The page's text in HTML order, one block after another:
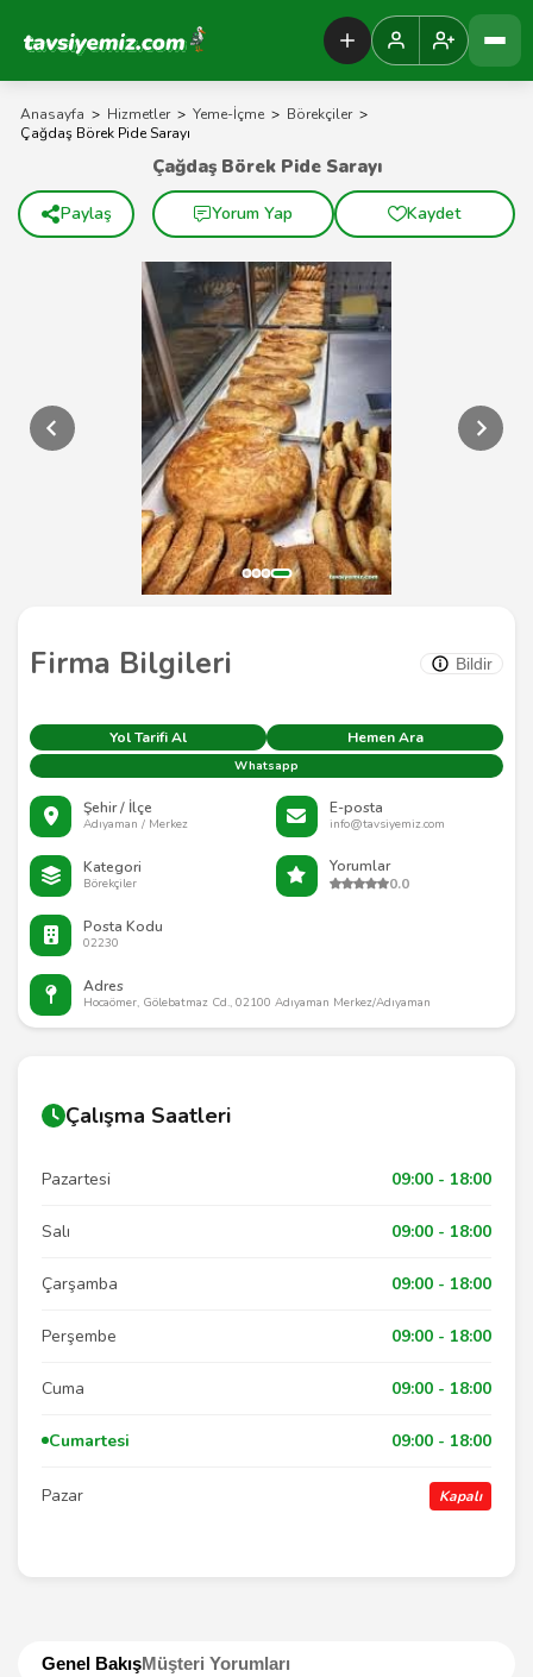
Tavsiyemiz Anasayfa
Anasayfa > Hizmetler > Yeme-İçme > Börekçiler >
Çağdaş Börek Pide Sarayı
Firma Bilgileri Bildir
Yol Tarifi Al Hemen Ara
Whatsapp
Şehir / İlçe
Adıyaman / Merkez
E-posta
info@tavsiyemiz.com
Kategori
Börekçiler
Yorumlar
0.0
Posta Kodu
02230
Adres
Hocaömer, Gölebatmaz Cd., 02100 Adıyaman Merkez/Adıyaman
Çağdaş Börek Pide Sarayı
Paylaş Yorum Yap Kaydet
Genel BakışMüşteri Yorumları
Çalışma Saatleri
Pazartesi 09:00 - 18:00
Salı 09:00 - 18:00
Çarşamba 09:00 - 18:00
Perşembe 09:00 - 18:00
Cuma 09:00 - 18:00
Cumartesi 09:00 - 18:00
Pazar Kapalı